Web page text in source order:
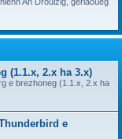
(1.1.x, 2.x ha 3.x)
e brezhoneg (1.1.x, 2.x ha
e